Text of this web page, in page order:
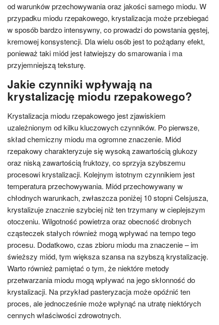
od warunków przechowywania oraz jakości samego miodu. W
przypadku miodu rzepakowego, krystalizacja może przebiegać
w sposób bardzo intensywny, co prowadzi do powstania gęstej,
kremowej konsystencji. Dla wielu osób jest to pożądany efekt,
ponieważ taki miód jest łatwiejszy do smarowania i ma
przyjemniejszą teksturę.
Jakie czynniki wpływają na
krystalizację miodu rzepakowego?
Krystalizacja miodu rzepakowego jest zjawiskiem
uzależnionym od kilku kluczowych czynników. Po pierwsze,
skład chemiczny miodu ma ogromne znaczenie. Miód
rzepakowy charakteryzuje się wysoką zawartością glukozy
oraz niską zawartością fruktozy, co sprzyja szybszemu
procesowi krystalizacji. Kolejnym istotnym czynnikiem jest
temperatura przechowywania. Miód przechowywany w
chłodnych warunkach, zwłaszcza poniżej 10 stopni Celsjusza,
krystalizuje znacznie szybciej niż ten trzymany w cieplejszym
otoczeniu. Wilgotność powietrza oraz obecność drobnych
cząsteczek stałych również mogą wpływać na tempo tego
procesu. Dodatkowo, czas zbioru miodu ma znaczenie – im
świeższy miód, tym większa szansa na szybszą krystalizację.
Warto również pamiętać o tym, że niektóre metody
przetwarzania miodu mogą wpływać na jego skłonność do
krystalizacji. Na przykład pasteryzacja może opóźnić ten
proces, ale jednocześnie może wpłynąć na utratę niektórych
cennych właściwości zdrowotnych.